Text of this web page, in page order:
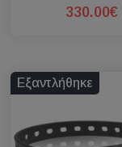
330.00€
Εξαντλήθηκε